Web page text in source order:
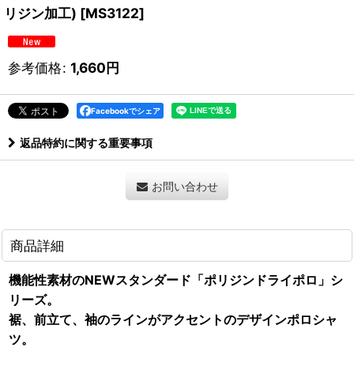
リジン加工) [MS3122]
参考価格: 1,660円
Facebookでシェア
返品特約に関する重要事項
お問い合わせ
商品詳細
機能性素材のNEWスタンダード「ポリジンドライポロ」シ
リーズ。
裾、前立て、袖のラインがアクセントのデザインポロシャ
ツ。